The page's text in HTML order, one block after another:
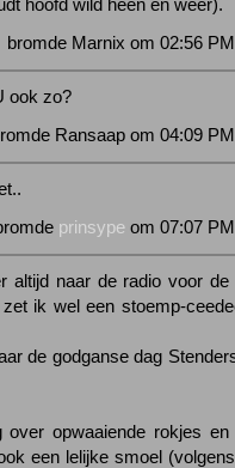
hoofd wild heen en weer).
bromde Marnix om 02:56
ook zo?
Ransaap om 04:09
prinsype om 07:07
altijd naar de radio voor
ik wel een stoemp-
de godganse dag
over opwaaiende rokjes en
een lelijke smoel